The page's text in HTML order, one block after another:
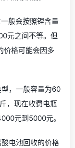
般会按照锂含量
元之间不等。但
价格可能会因多
，一般容量为60
，现在收费电瓶
元到5000元。
电池回收的价格